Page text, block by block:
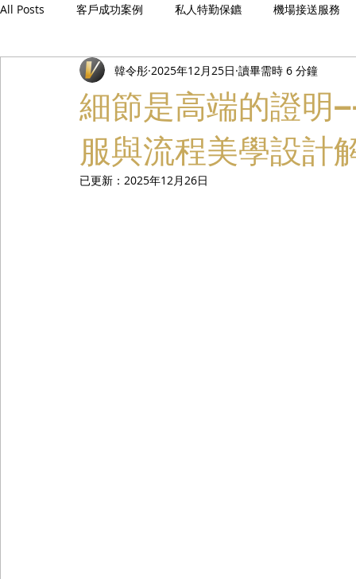
All Posts 客戶成功案例 私人特勤保鑣 機場接送服務
禮遇通關服務 主管專業司機 活動禮賓接待
細節是高端的證明
服與流程美學設計
韓令彤 2025年12月25日 讀畢需時 6 分鐘
已更新： 2025年12月26日